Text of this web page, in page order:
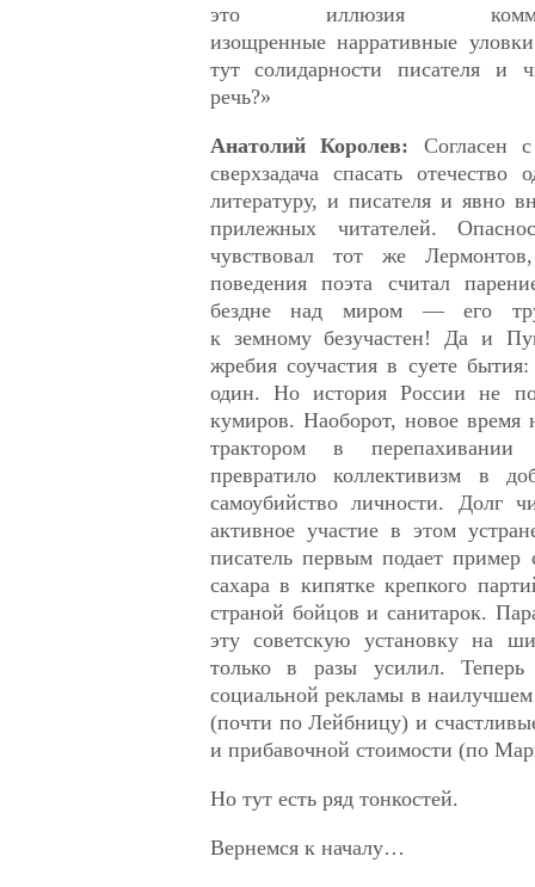
это иллюзия
изощренные нарративные
тут солидарности писателя и
речь?»
Анатолий Королев:
сверхзадача спасать
литературу, и писателя и явно
прилежных читателей.
чувствовал тот же
поведения поэта считал
бездне над миром — его
к земному безучастен! Да и
жребия соучастия в суете
один. Но история России не
кумиров. Наоборот, новое время
трактором в перепахивании
превратило коллективизм в
самоубийство личности. Долг
активное участие в этом
писатель первым подает пример
сахара в кипятке крепкого
страной бойцов и санитарок.
эту советскую установку на
только в разы усилил.
социальной рекламы в
(почти по Лейбницу) и
и прибавочной стоимости (по
Но тут есть ряд тонкостей.
Вернемся к началу…